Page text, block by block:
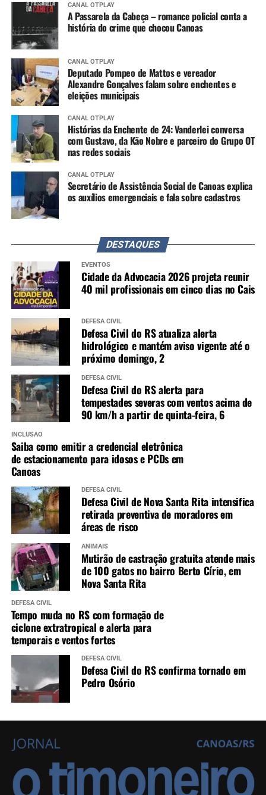
CANAL OTPLAY
A Passarela da Cabeça – romance policial conta a
história do crime que chocou Canoas
CANAL OTPLAY
Deputado Pompeo de Mattos e vereador
Alexandre Gonçalves falam sobre enchentes e
eleições municipais
CANAL OTPLAY
Histórias da Enchente de 24: Vanderlei conversa
com Gustavo, da Kão Nobre e parceiro do Grupo OT
nas redes sociais
CANAL OTPLAY
Secretário de Assistência Social de Canoas explica
os auxílios emergenciais e fala sobre cadastros
DESTAQUES
EVENTOS
Cidade da Advocacia 2026 projeta reunir
40 mil profissionais em cinco dias no Cais
DEFESA CIVIL
Defesa Civil do RS atualiza alerta
hidrológico e mantém aviso vigente até o
próximo domingo, 2
DEFESA CIVIL
Defesa Civil do RS alerta para
tempestades severas com ventos acima de
90 km/h a partir de quinta-feira, 6
INCLUSÃO
Saiba como emitir a credencial eletrônica
de estacionamento para idosos e PCDs em
Canoas
DEFESA CIVIL
Defesa Civil de Nova Santa Rita intensifica
retirada preventiva de moradores em
áreas de risco
ANIMAIS
Mutirão de castração gratuita atende mais
de 100 gatos no bairro Berto Círio, em
Nova Santa Rita
DEFESA CIVIL
Tempo muda no RS com formação de
ciclone extratropical e alerta para
temporais e ventos fortes
DEFESA CIVIL
Defesa Civil do RS confirma tornado em
Pedro Osório